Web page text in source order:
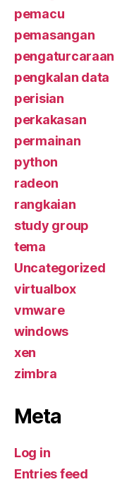
pemacu
pemasangan
pengaturcaraan
pengkalan data
perisian
perkakasan
permainan
python
radeon
rangkaian
study group
tema
Uncategorized
virtualbox
vmware
windows
xen
zimbra
Meta
Log in
Entries feed